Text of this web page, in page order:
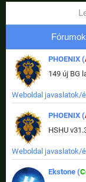
Fórumok
PHOENIX (
Weboldal javaslatok/
PHOENIX (
HSHU
Weboldal javaslatok/
Ekstone (